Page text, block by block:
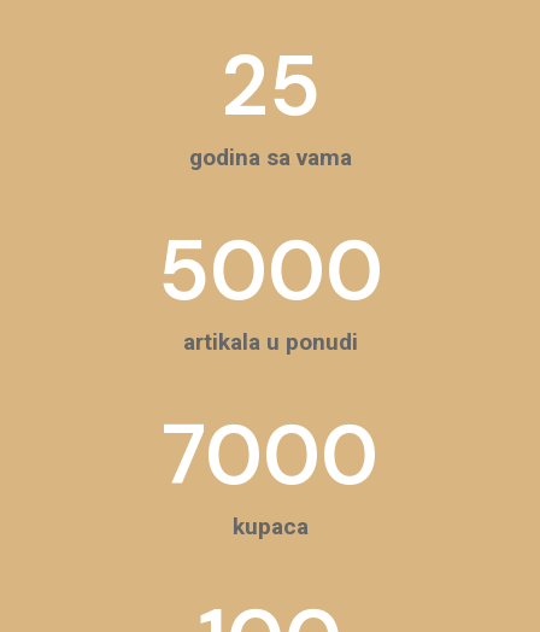
25
godina sa vama
5000
artikala u ponudi
7000
kupaca